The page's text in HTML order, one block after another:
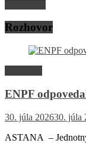
Rozhovor
ENPF
30. júla 202630. júla
ASTANA –